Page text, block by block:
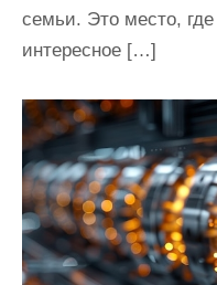
семьи. Это место,
интересное […]